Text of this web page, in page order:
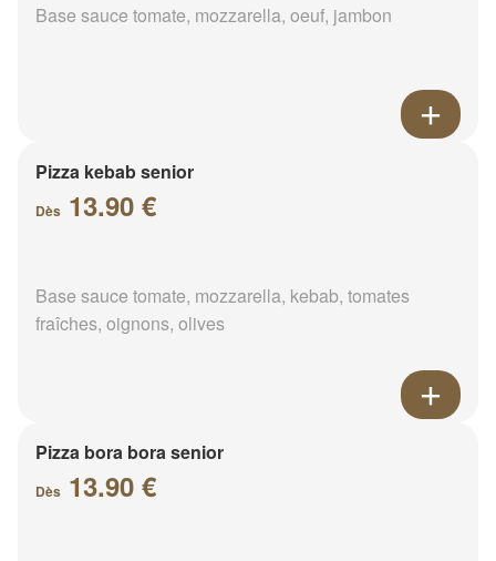
Base sauce tomate, mozzarella, oeuf, jambon
Pizza kebab senior
Dès 13.90 €
Base sauce tomate, mozzarella, kebab, tomates
fraîches, oignons, olives
Pizza bora bora senior
Dès 13.90 €